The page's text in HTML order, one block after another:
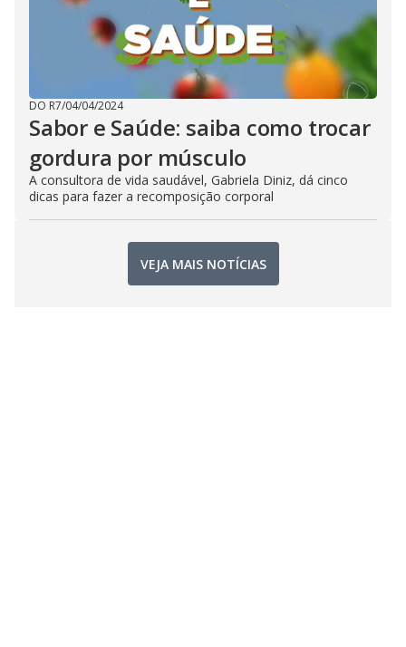
DO R7/04/04/2024
Sabor e Saúde: saiba como trocar
gordura por músculo
A consultora de vida saudável, Gabriela Diniz, dá cinco
dicas para fazer a recomposição corporal
VEJA MAIS NOTÍCIAS